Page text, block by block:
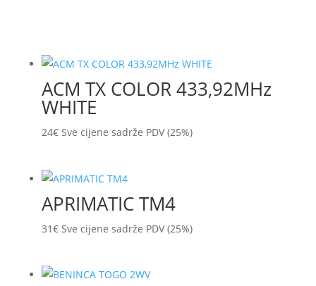
ACM TX COLOR 433,92MHz
WHITE
24€ Sve cijene sadrže PDV (25%)
APRIMATIC TM4
31€ Sve cijene sadrže PDV (25%)